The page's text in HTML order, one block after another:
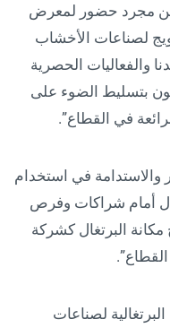
من مجرد حضور لمعرض
لصناعات الأخشاب
والفعاليات الحصرية
بتسليط الضوء على
في القطاع”.
والاستدامة في استخدام
أمام شراكات وفرص
البرتغال كشركة
لصناعات